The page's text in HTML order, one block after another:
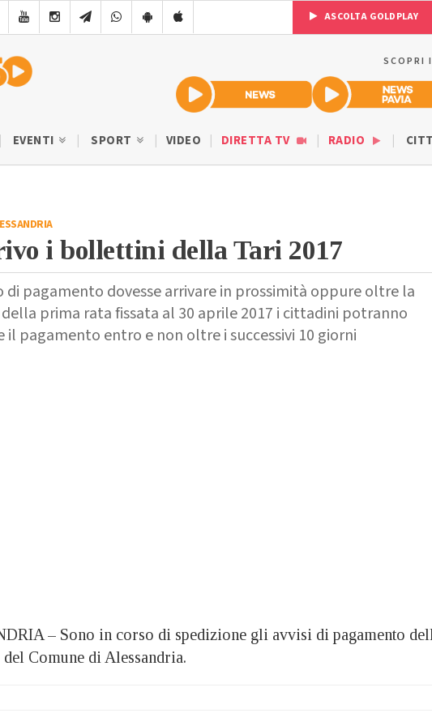
ASCOLTA GOLDPLAY
SCOPRI
EVENTI SPORT VIDEO DIRETTA TV RADIO
i bollettini della Tari 2017
di pagamento dovesse arrivare in prossimità oppure oltre la
prima rata fissata al 30 aprile 2017 i cittadini potranno
pagamento entro e non oltre i successivi 10 giorni
– Sono in corso di spedizione gli avvisi di pagamento
Comune di Alessandria.